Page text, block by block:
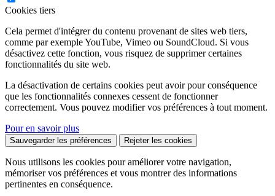
Cookies tiers
Cela permet d'intégrer du contenu provenant de sites web tiers,
comme par exemple YouTube, Vimeo ou SoundCloud. Si vous
désactivez cette fonction, vous risquez de supprimer certaines
fonctionnalités du site web.
La désactivation de certains cookies peut avoir pour conséquence
que les fonctionnalités connexes cessent de fonctionner
correctement. Vous pouvez modifier vos préférences à tout moment.
Pour en savoir plus
Sauvegarder les préférences Rejeter les cookies
Nous utilisons les cookies pour améliorer votre navigation,
mémoriser vos préférences et vous montrer des informations
pertinentes en conséquence.